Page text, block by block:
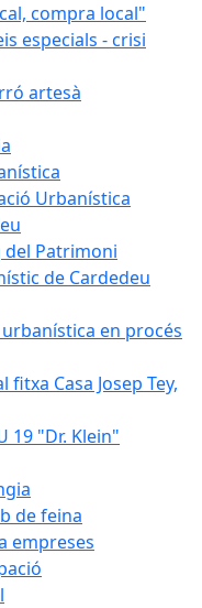
compra local"
especials - crisi
artesà
Urbanística
del Patrimoni
de Cardedeu
en procés
Casa Josep Tey,
19 "Dr. Klein"
de feina
empreses